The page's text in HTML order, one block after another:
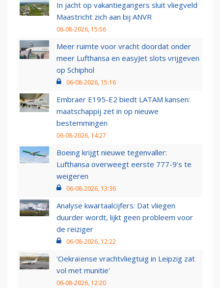
In jacht op vakantiegangers sluit vliegveld
Maastricht zich aan bij ANVR
06-08-2026, 15:56
Meer ruimte voor vracht doordat onder
meer Lufthansa en easyJet slots vrijgeven
op Schiphol
06-08-2026, 15:16
Embraer E195-E2 biedt LATAM kansen:
maatschappij zet in op nieuwe
bestemmingen
06-08-2026, 14:27
Boeing krijgt nieuwe tegenvaller:
Lufthansa overweegt eerste 777-9’s te
weigeren
06-08-2026, 13:36
Analyse kwartaalcijfers: Dat vliegen
duurder wordt, lijkt geen probleem voor
de reiziger
06-08-2026, 12:22
'Oekraïense vrachtvliegtuig in Leipzig zat
vol met munitie'
06-08-2026, 12:20